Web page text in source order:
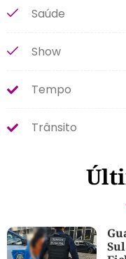
Saúde
Show
Tempo
Trânsito